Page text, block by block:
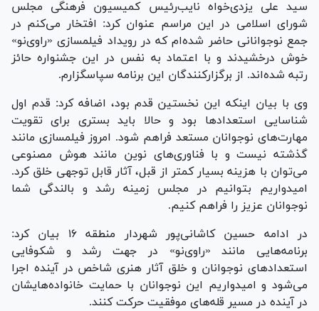
سید علی یزدی‌خواه نایب‌رئیس کمیسیون فرهنگی مجلس
شورای اسلامی در این مراسم عنوان کرد: افتخار می‌کنم در
جمع نوجوانانی حاضر شده‌ام که در رویداد فیلمسازی «راوی‌نو»
خوش درخشیدند و با اعتماد به نفس در این جشنواره حائز
رتبه شده‌اند. از برگزارکنندگان این برنامه سپاسگزارم.
وی با بیان اینکه این نخستین قدم بود، اضافه کرد: قدم اول
شناسایی استعداد‌ها بود و حالا باید بستری برای تقویت
مهارت‌های نوجوانان مستعد فراهم شود. امروز فیلمسازی مانند
گذشته نیست و با فناوری‌های نوین مانند هوش مصنوعی
می‌توان با هزینه بسیار کمتر از قبل، آثار قابل توجهی خلق کرد.
امیدواریم بتوانیم در مجلس زمینه رشد و بالندگی شما
نوجوانان عزیز را فراهم کنیم.
در ادامه حسین کاشانی‌پور شهردار منطقه ۱۶ بیان کرد:
برنامه‌هایی مانند «راوی‌نو» در جهت رشد و شکوفایی
استعداد‌های نوجوانان و خلق آثار هنری شاخص در آینده اجرا
می‌شود و امیدواریم این نوجوانان با حمایت خانواده‌هایشان
در آینده در مسیر قله‌های موفقیت حرکت کنند.